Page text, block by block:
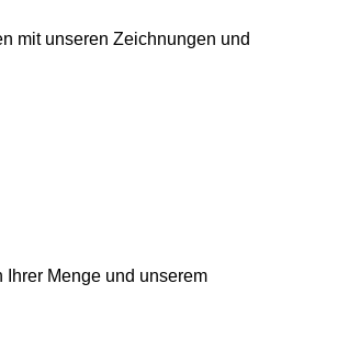
mit unseren Zeichnungen und
Menge und unserem